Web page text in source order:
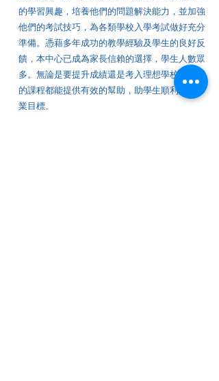
的學習興趣，培養他們的問題解決能力，並加強
他們的考試技巧，為各類學校入學考試做好充分
準備。憑藉多年成功的教學經驗及學生的良好反
饋，本中心已成為家長信賴的選擇，學生人數眾
多。無論是要提升成績還是考入理想學校，我們
的課程都能提供有效的幫助，助學生順利實現學
業目標。